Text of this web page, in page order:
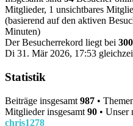
Mitglieder, 1 unsichtbares
(basierend auf den aktiven
Minuten)
Der Besucherrekord liegt bei
Di 31. Mär 2026, 17:53
Statistik
Beiträge insgesamt 987 •
Mitglieder insgesamt 90 • Unser
chris1278